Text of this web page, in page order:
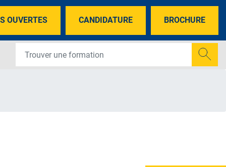
OUVERTES CANDIDATURE BROCHURE